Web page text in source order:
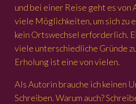
und bei einer Reise geht es von
viele Möglichkeiten, um sich zu
kein Ortswechsel erforderlich.
viele unterschiedliche Gründe
Erholung ist eine von vielen.
Als Autorin brauche ich keinen
Schreiben. Warum auch?